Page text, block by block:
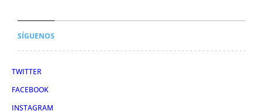
SÍGUENOS
TWITTER
FACEBOOK
INSTAGRAM